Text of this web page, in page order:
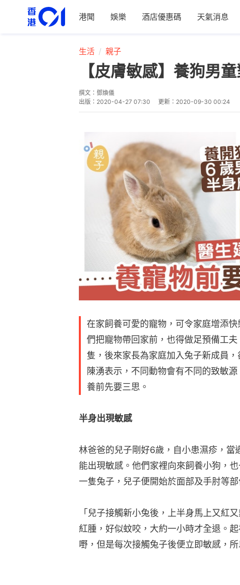
港聞 娛樂 酒店優惠碼 天氣消息
生活 親子
【皮膚敏感】養狗男
撰文： 鄧煥儀
出版： 2020-04-27 07:30 更新： 2020-09-30 00:24
在家飼養可愛的寵物，可令家庭增添
們把寵物帶回家前，也得做足預備工
隻，後來家長為家庭加入兔子新成員
陳湧表示，不同動物會有不同的致敏
養前先要三思。
半身出現敏感
林爸爸的兒子剛好6歲，自小患濕疹，當
能出現敏感。他們家裡向來飼養小狗，
一隻兔子，兒子便開始於面部及手肘等部
「兒子接觸新小兔後，上半身馬上又紅
紅腫，好似蚊咬，大約一小時才全退。
嘢，但是每次接觸兔子後便立即敏感，所